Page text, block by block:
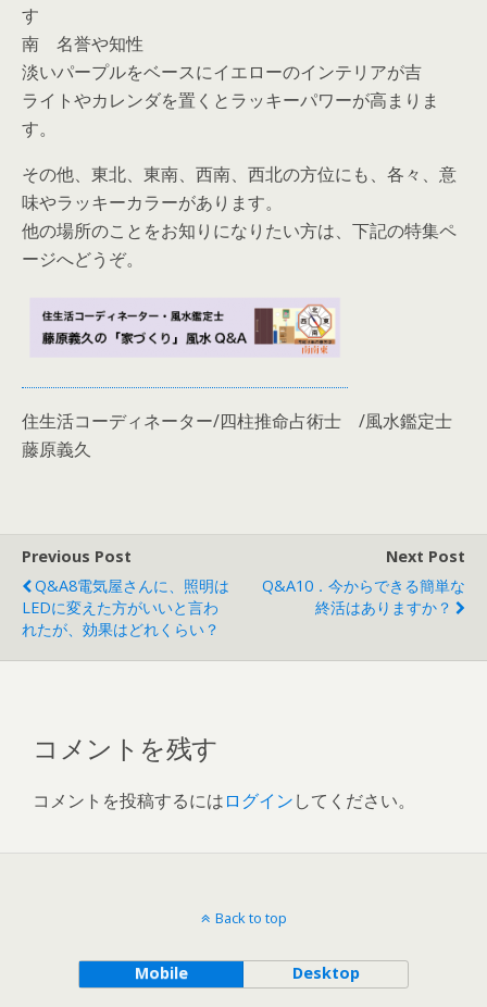
す
南 名誉や知性
淡いパープルをベースにイエローのインテリアが吉
ライトやカレンダを置くとラッキーパワーが高まりま
す。
その他、東北、東南、西南、西北の方位にも、各々、意
味やラッキーカラーがあります。
他の場所のことをお知りになりたい方は、下記の特集ペ
ージへどうぞ。
住生活コーディネーター/四柱推命占術士 /風水鑑定士
藤原義久
Previous Post
Q&A8電気屋さんに、照明は
LEDに変えた方がいいと言わ
れたが、効果はどれくらい？
Next Post
Q&A10．今からできる簡単な
終活はありますか？
コメントを残す
コメントを投稿するにはログインしてください。
Back to top
Mobile Desktop